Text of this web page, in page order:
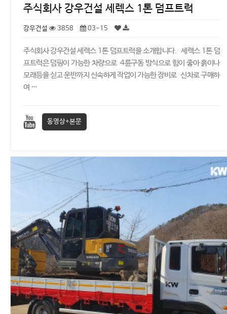
주식회사 강우건설 세렉스 1톤 덤프트럭
강우건설 3858 03-15
주식회사 강우건설 세렉스 1톤 덤프트럭을 소개합니다. 세렉스 1톤 덤
프트럭은 덤핑이 가능한 차량으로 4륜구동 방식으로 힘이 좋아 흙이나
모래등을 싣고 운반까지 신속하게 작업이 가능한 장비로 신차로 구매하
여 …
동영상+본문